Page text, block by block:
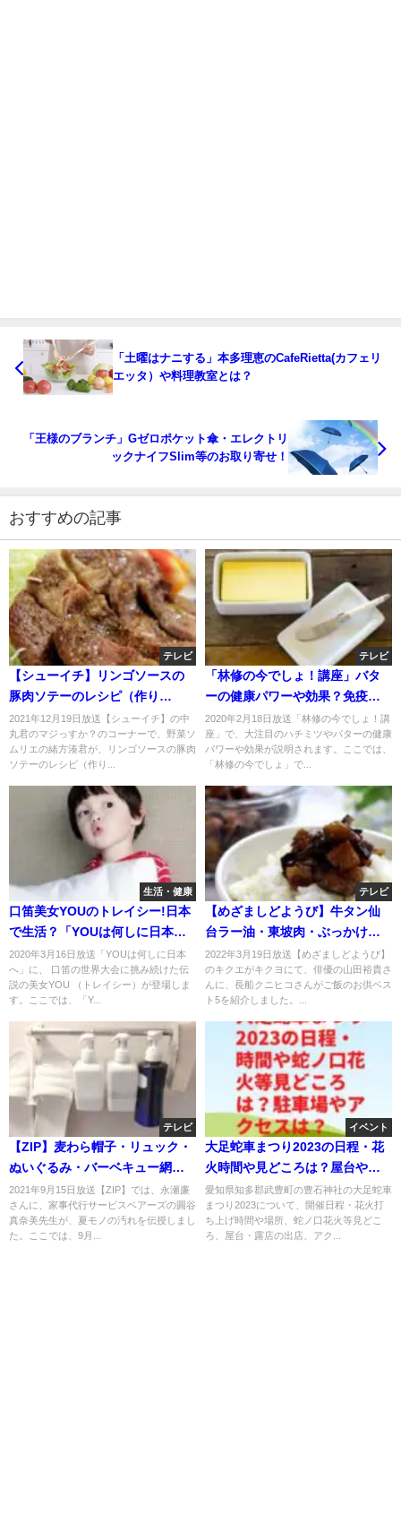
「土曜はナニする」本多理恵のCafeRietta(カフェリ
エッタ）や料理教室とは？
「王様のブランチ」Gゼロポケット傘・エレクトリ
ックナイフSlim等のお取り寄せ！
おすすめの記事
テレビ
【シューイチ】リンゴソースの
豚肉ソテーのレシピ（作り
方）！緒方湊君が伝授！12月19
日
2021年12月19日放送【シューイチ】の中
丸君のマジっすか？のコーナーで、野菜ソ
ムリエの緒方湊君が、リンゴソースの豚肉
ソテーのレシピ（作り...
テレビ
「林修の今でしょ！講座」バタ
ーの健康パワーや効果？免疫力
強化でウイルス撃退！脳活性？
2020年2月18日放送「林修の今でしょ！講
座」で、大注目のハチミツやパターの健康
パワーや効果が説明されます。ここでは、
「林修の今でしょ」で...
生活・健康
口笛美女YOUのトレイシー!日本
で生活？「YOUは何しに日本
へ」
2020年3月16日放送「YOUは何しに日本
へ」に、 口笛の世界大会に挑み続けた伝
説の美女YOU （トレイシー）が登場しま
す。ここでは、「Y...
テレビ
【めざましどようび】牛タン仙
台ラー油・東坡肉・ぶっかけコ
ンビーフのお取り寄せ！3月19日
2022年3月19日放送【めざましどようび】
のキクエがキクヨにて、俳優の山田裕貴さ
んに、長船クニヒコさんがご飯のお供ベス
ト5を紹介しました。...
テレビ
【ZIP】麦わら帽子・リュック・
ぬいぐるみ・バーベキュー網の
洗い方は？9月15日
2021年9月15日放送【ZIP】では、永瀬廉
さんに、家事代行サービスベアーズの圓谷
真奈美先生が、夏モノの汚れを伝授しまし
た。ここでは、9月...
イベント
大足蛇車まつり2023の日程・花
火時間や見どころは？屋台や駐
車場やアクセスは？
愛知県知多郡武豊町の豊石神社の大足蛇車
まつり2023について、開催日程・花火打
ち上げ時間や場所、蛇ノ口花火等見どこ
ろ、屋台・露店の出店、アク...